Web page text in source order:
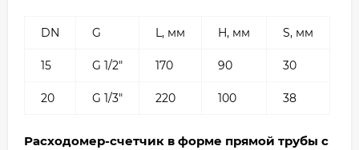
DN G L, мм H, мм S, мм
15 G 1/2" 170 90 30
20 G 1/3" 220 100 38
Расходомер-счетчик в форме прямой трубы с